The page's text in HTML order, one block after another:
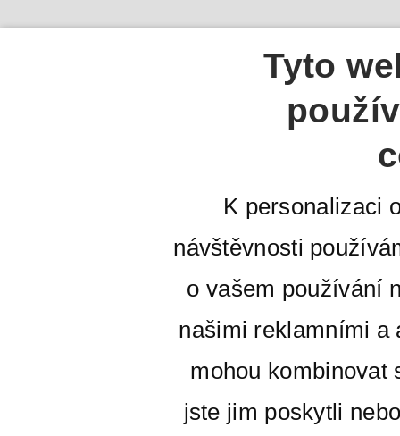
Tyto
K personalizaci
návštěvnosti
o vašem používání
našimi reklamními a
mohou kombinovat
jste jim poskytli